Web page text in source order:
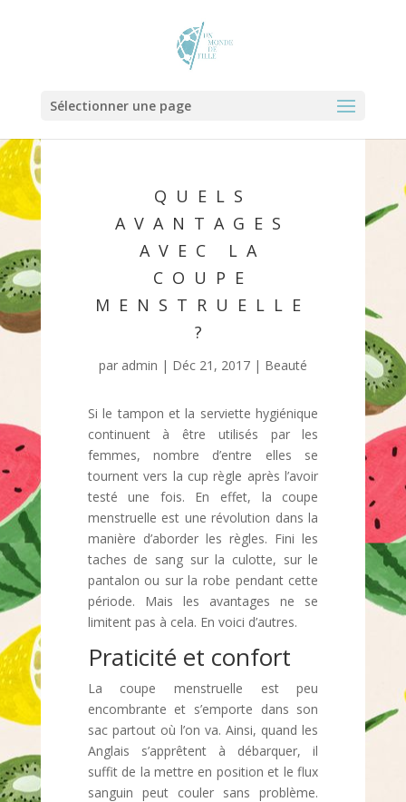
Sélectionner une page
QUELS
AVANTAGES
AVEC LA
COUPE
MENSTRUELLE
?
par admin | Déc 21, 2017| Beauté
Si le tampon et la serviette hygiénique
continuent à être utilisés par les
femmes, nombre d’entre elles se
tournent vers la cup règle après l’avoir
testé une fois. En effet, la coupe
menstruelle est une révolution dans la
manière d’aborder les règles. Fini les
taches de sang sur la culotte, sur le
pantalon ou sur la robe pendant cette
période. Mais les avantages ne se
limitent pas à cela. En voici d’autres.
Praticité et confort
La coupe menstruelle est peu
encombrante et s’emporte dans son
sac partout où l’on va. Ainsi, quand les
Anglais s’apprêtent à débarquer, il
suffit de la mettre en position et le flux
sanguin peut couler sans problème.